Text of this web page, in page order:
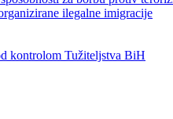
ilegalne imigracije
kontrolom Tužiteljstva BiH